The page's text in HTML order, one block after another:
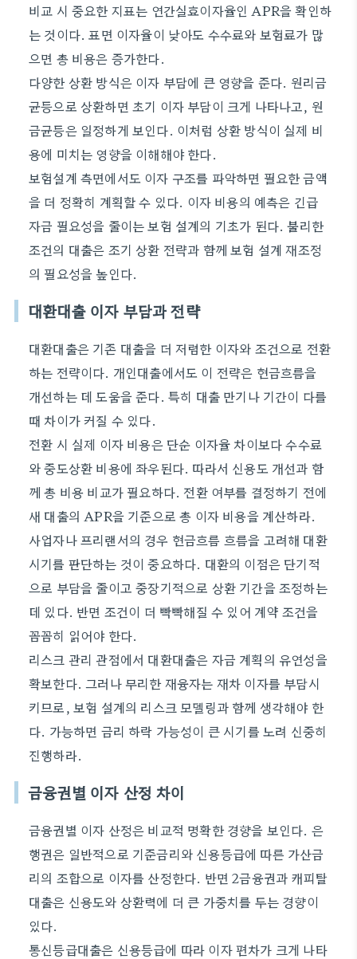
비교 시 중요한 지표는 연간실효이자율인 APR을 확인하
는 것이다. 표면 이자율이 낮아도 수수료와 보험료가 많
으면 총 비용은 증가한다.
다양한 상환 방식은 이자 부담에 큰 영향을 준다. 원리금
균등으로 상환하면 초기 이자 부담이 크게 나타나고, 원
금균등은 일정하게 보인다. 이처럼 상환 방식이 실제 비
용에 미치는 영향을 이해해야 한다.
보험설계 측면에서도 이자 구조를 파악하면 필요한 금액
을 더 정확히 계획할 수 있다. 이자 비용의 예측은 긴급
자금 필요성을 줄이는 보험 설계의 기초가 된다. 불리한
조건의 대출은 조기 상환 전략과 함께 보험 설계 재조정
의 필요성을 높인다.
대환대출 이자 부담과 전략
대환대출은 기존 대출을 더 저렴한 이자와 조건으로 전환
하는 전략이다. 개인대출에서도 이 전략은 현금흐름을
개선하는 데 도움을 준다. 특히 대출 만기나 기간이 다를
때 차이가 커질 수 있다.
전환 시 실제 이자 비용은 단순 이자율 차이보다 수수료
와 중도상환 비용에 좌우된다. 따라서 신용도 개선과 함
께 총 비용 비교가 필요하다. 전환 여부를 결정하기 전에
새 대출의 APR을 기준으로 총 이자 비용을 계산하라.
사업자나 프리랜서의 경우 현금흐름 흐름을 고려해 대환
시기를 판단하는 것이 중요하다. 대환의 이점은 단기적
으로 부담을 줄이고 중장기적으로 상환 기간을 조정하는
데 있다. 반면 조건이 더 빡빡해질 수 있어 계약 조건을
꼼꼼히 읽어야 한다.
리스크 관리 관점에서 대환대출은 자금 계획의 유연성을
확보한다. 그러나 무리한 재융자는 재차 이자를 부담시
키므로, 보험 설계의 리스크 모델링과 함께 생각해야 한
다. 가능하면 금리 하락 가능성이 큰 시기를 노려 신중히
진행하라.
금융권별 이자 산정 차이
금융권별 이자 산정은 비교적 명확한 경향을 보인다. 은
행권은 일반적으로 기준금리와 신용등급에 따른 가산금
리의 조합으로 이자를 산정한다. 반면 2금융권과 캐피탈
대출은 신용도와 상환력에 더 큰 가중치를 두는 경향이
있다.
통신등급대출은 신용등급에 따라 이자 편차가 크게 나타